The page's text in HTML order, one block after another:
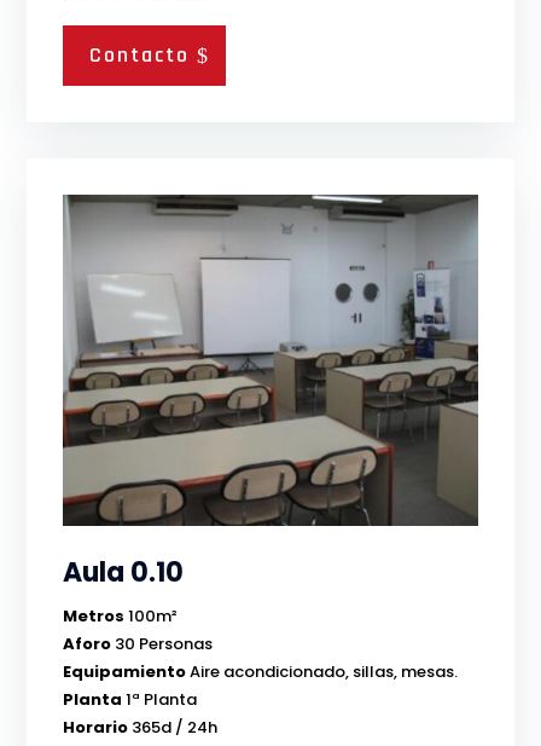
Contacto
Aula 0.10
Metros 100m²
Aforo 30 Personas
EquipamientoAire acondicionado, sillas, mesas.
Planta 1ª Planta
Horario 365d / 24h